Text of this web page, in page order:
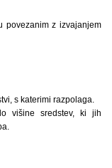
povezanim z izvajanjem
s katerimi razpolaga.
višine sredstev, ki jih